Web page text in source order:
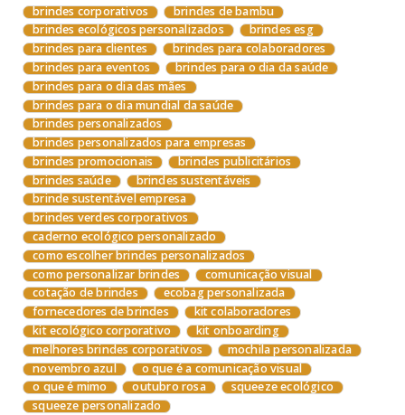
brindes corporativos
brindes de bambu
brindes ecológicos personalizados
brindes esg
brindes para clientes
brindes para colaboradores
brindes para eventos
brindes para o dia da saúde
brindes para o dia das mães
brindes para o dia mundial da saúde
brindes personalizados
brindes personalizados para empresas
brindes promocionais
brindes publicitários
brindes saúde
brindes sustentáveis
brinde sustentável empresa
brindes verdes corporativos
caderno ecológico personalizado
como escolher brindes personalizados
como personalizar brindes
comunicação visual
cotação de brindes
ecobag personalizada
fornecedores de brindes
kit colaboradores
kit ecológico corporativo
kit onboarding
melhores brindes corporativos
mochila personalizada
novembro azul
o que é a comunicação visual
o que é mimo
outubro rosa
squeeze ecológico
squeeze personalizado